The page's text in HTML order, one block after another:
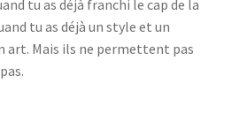
tu as déjà franchi le cap de la
tu as déjà un style et un
art. Mais ils ne permettent pas